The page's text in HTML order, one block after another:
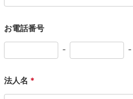
お電話番号
- -
法人名 *